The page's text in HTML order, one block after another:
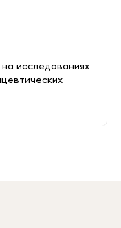
исследованиях